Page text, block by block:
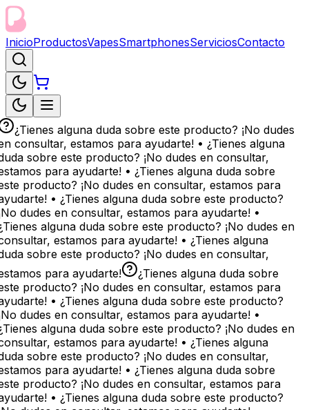
InicioProductosVapesSmartphonesServiciosContacto
¿Tienes alguna duda sobre este producto? ¡No dudes
consultar, estamos para ayudarte! • ¿Tienes alguna
sobre este producto? ¡No dudes en consultar,
para ayudarte! • ¿Tienes alguna duda sobre
producto? ¡No dudes en consultar, estamos para
• ¿Tienes alguna duda sobre este producto?
dudes en consultar, estamos para ayudarte! •
alguna duda sobre este producto? ¡No dudes en
estamos para ayudarte! • ¿Tienes alguna
sobre este producto? ¡No dudes en consultar,
para ayudarte!
¿Tienes alguna duda sobre
producto? ¡No dudes en consultar, estamos para
• ¿Tienes alguna duda sobre este producto?
dudes en consultar, estamos para ayudarte! •
alguna duda sobre este producto? ¡No dudes en
estamos para ayudarte! • ¿Tienes alguna
sobre este producto? ¡No dudes en consultar,
para ayudarte! • ¿Tienes alguna duda sobre
producto? ¡No dudes en consultar, estamos para
• ¿Tienes alguna duda sobre este producto?